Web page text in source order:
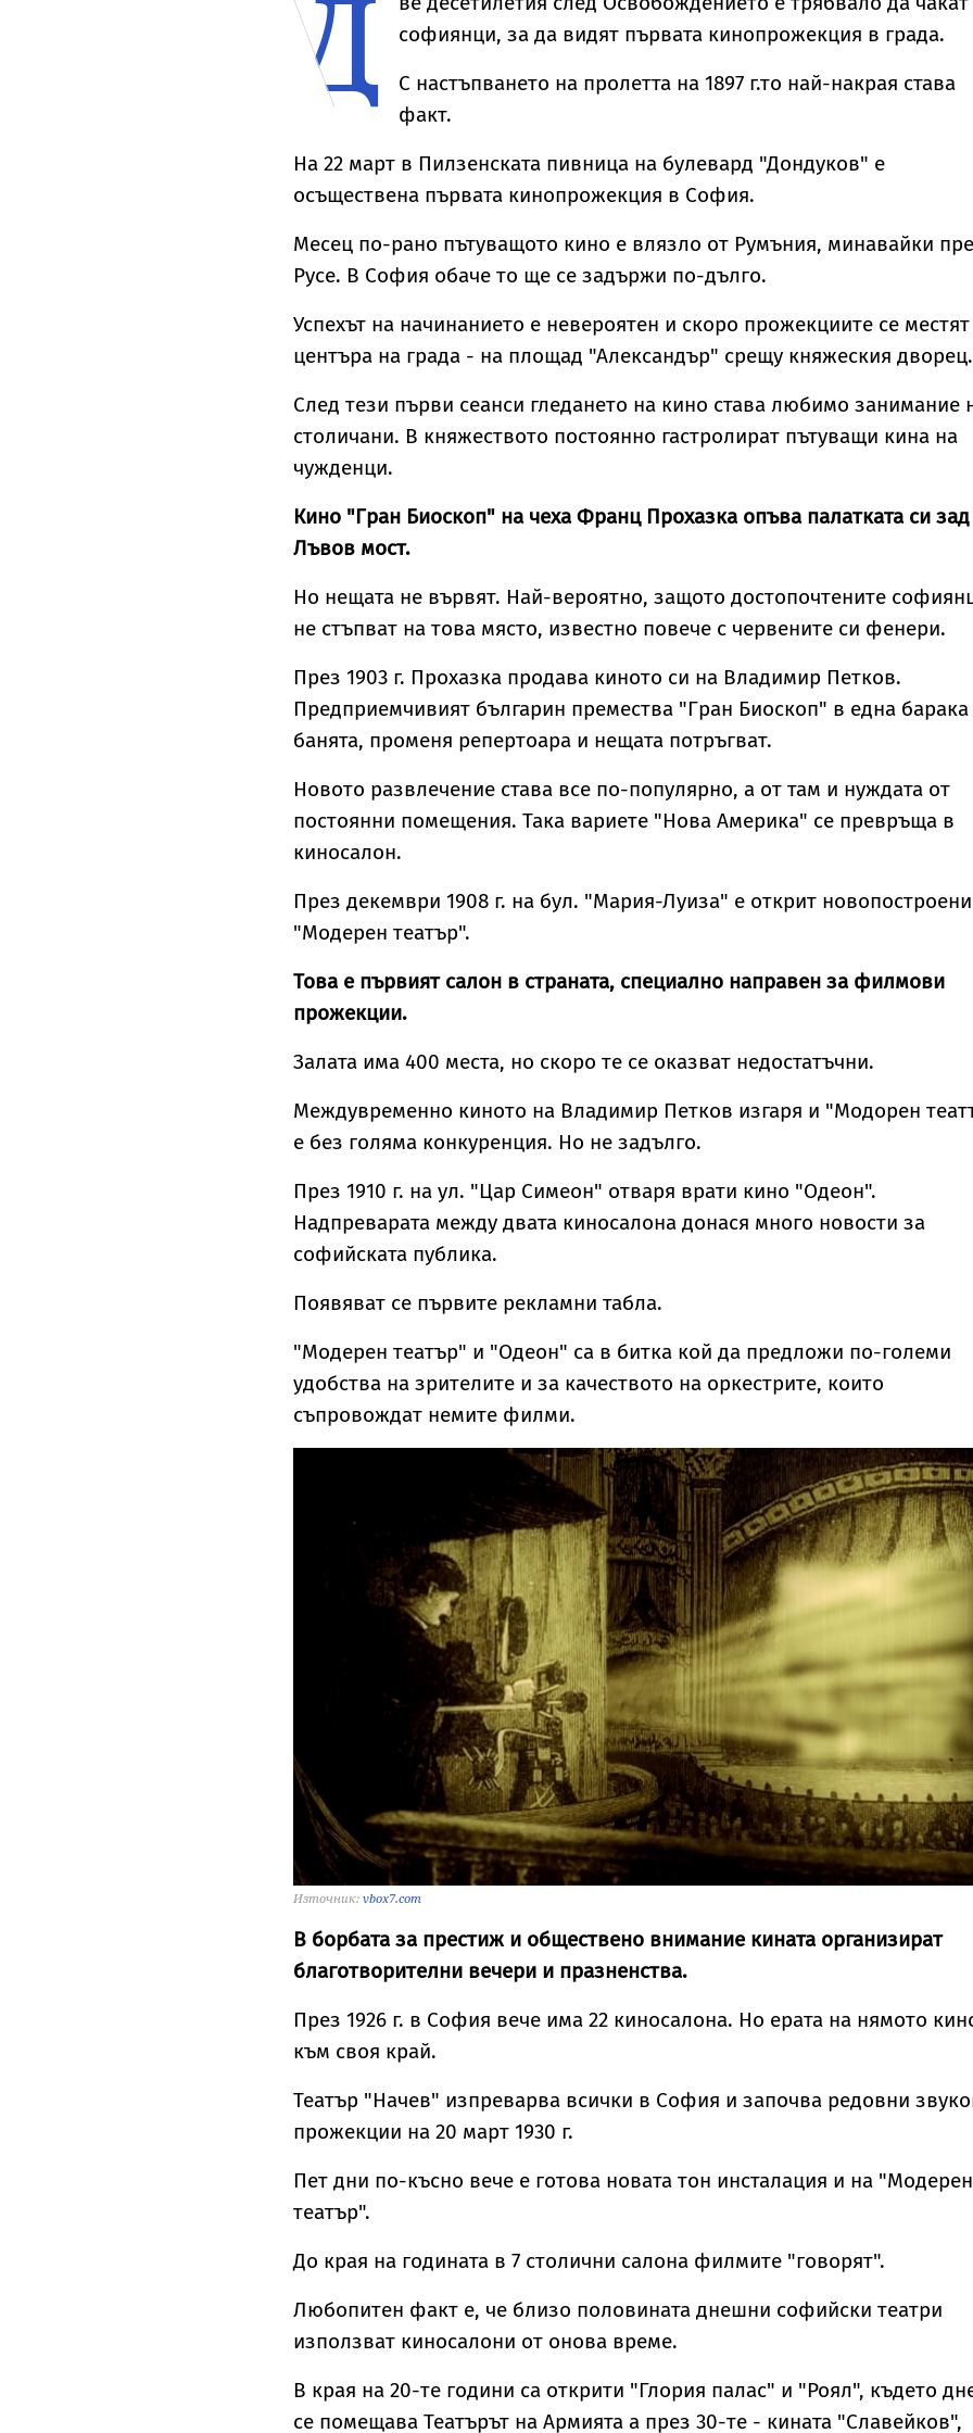
Уилис след юбилея
ѝ
явление
Д
софиянци, за да видят първата кинопрожекция в града.
С настъпването на пролетта на 1897 г.то най-накрая става
факт.
На 22 март в Пилзенската пивница на булевард "Дондуков" е
осъществена първата кинопрожекция в София.
Месец по-рано пътуващото кино е влязло от Румъния, минавайки
Русе. В София обаче то ще се задържи по-дълго.
Успехът на начинанието е невероятен и скоро прожекциите се
центъра на града - на площад "Александър" срещу княжеския дворец.
След тези първи сеанси гледането на кино става любимо занимание
столичани. В княжеството постоянно гастролират пътуващи кина на
чужденци.
Кино "Гран Биоскоп" на чеха Франц Прохазка опъва палатката си зад
Лъвов мост.
Но нещата не вървят. Най-вероятно, защото достопочтените
не стъпват на това място, известно повече с червените си фенери.
През 1903 г. Прохазка продава киното си на Владимир Петков.
Предприемчивият българин премества "Гран Биоскоп" в една
банята, променя репертоара и нещата потръгват.
Новото развлечение става все по-популярно, а от там и нуждата от
постоянни помещения. Така вариете "Нова Америка" се превръща в
киносалон.
През декември 1908 г. на бул. "Мария-Луиза" е открит
"Модерен театър".
Това е първият салон в страната, специално направен за филмови
прожекции.
Залата има 400 места, но скоро те се оказват недостатъчни.
Междувременно киното на Владимир Петков изгаря и "Модорен
е без голяма конкуренция. Но не задълго.
През 1910 г. на ул. "Цар Симеон" отваря врати кино "Одеон".
Надпреварата между двата киносалона донася много новости за
софийската публика.
Появяват се първите рекламни табла.
"Модерен театър" и "Одеон" са в битка кой да предложи по-големи
удобства на зрителите и за качеството на оркестрите, които
съпровождат немите филми.
Източник: vbox7.com
В борбата за престиж и обществено внимание кината организират
благотворителни вечери и празненства.
През 1926 г. в София вече има 22 киносалона. Но ерата на нямото
към своя край.
Театър "Начев" изпреварва всички в София и започва редовни
прожекции на 20 март 1930 г.
Пет дни по-късно вече е готова новата тон инсталация и на "Модерен
театър".
До края на годината в 7 столични салона филмите "говорят".
Любопитен факт е, че близо половината днешни софийски театри
използват киносалони от онова време.
В края на 20-те години са открити "Глория палас" и "Роял", където
се помещава Театърът на Армията а през 30-те - кината "Славейков",